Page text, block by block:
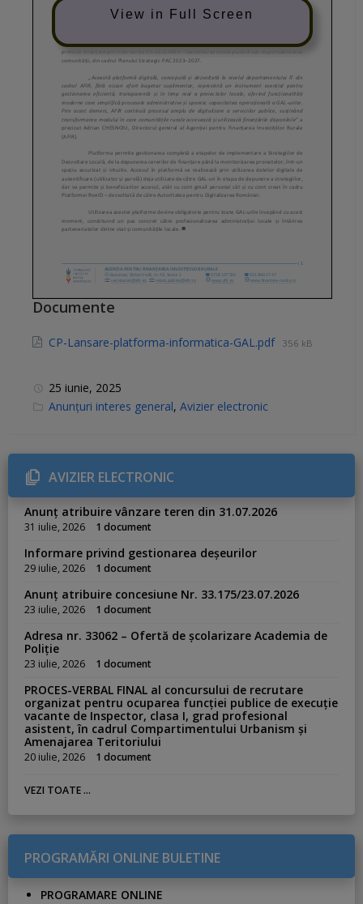
View in Full Screen
Documente
CP-Lansare-platforma-informatica-GAL.pdf 356 kB
25 iunie, 2025
C
r
i
e
s
Anunțuri interes general, Avizier electronic
AVIZIER ELECTRONIC
Anunț atribuire vânzare teren din 31.07.2026
31 iulie, 2026 1 document
Informare privind gestionarea deșeurilor
29 iulie, 2026 1 document
Anunț atribuire concesiune Nr. 33.175/23.07.2026
23 iulie, 2026 1 document
Adresa nr. 33062 – Ofertă de școlarizare Academia de
Poliție
23 iulie, 2026 1 document
PROCES-VERBAL FINAL al concursului de recrutare
organizat pentru ocuparea funcției publice de execuție
vacante de Inspector, clasa I, grad profesional
asistent, în cadrul Compartimentului Urbanism și
Amenajarea Teritoriului
20 iulie, 2026 1 document
VEZI TOATE ...
PROGRAMĂRI ONLINE BULETINE
PROGRAMARE ONLINE